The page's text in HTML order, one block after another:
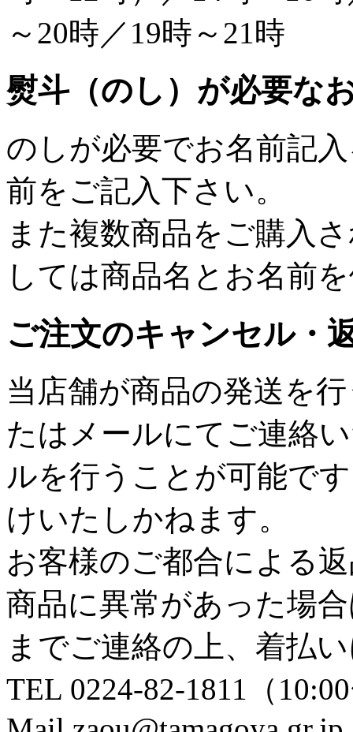
熨斗（のし）が必要な
のしが必要でお名前記
前をご記入下さい。
また複数商品をご購入
しては商品名とお名前
ご注文のキャンセル・
当店舗が商品の発送を
たはメールにてご連絡
ルを行うことが可能で
けいたしかねます。
お客様のご都合による
商品に異常があった場
までご連絡の上、着払
TEL 0224-82-1811（